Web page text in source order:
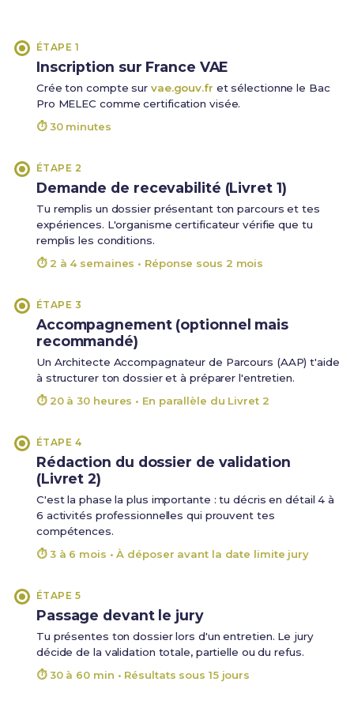
ÉTAPE 1
Inscription sur France VAE
Crée ton compte sur vae.gouv.fr et sélectionne le Bac
Pro MELEC comme certification visée.
⏱ 30 minutes
ÉTAPE 2
Demande de recevabilité (Livret 1)
Tu remplis un dossier présentant ton parcours et tes
expériences. L'organisme certificateur vérifie que tu
remplis les conditions.
⏱ 2 à 4 semaines • Réponse sous 2 mois
ÉTAPE 3
Accompagnement (optionnel mais
recommandé)
Un Architecte Accompagnateur de Parcours (AAP) t'aide
à structurer ton dossier et à préparer l'entretien.
⏱ 20 à 30 heures • En parallèle du Livret 2
ÉTAPE 4
Rédaction du dossier de validation
(Livret 2)
C'est la phase la plus importante : tu décris en détail 4 à
6 activités professionnelles qui prouvent tes
compétences.
⏱ 3 à 6 mois • À déposer avant la date limite jury
ÉTAPE 5
Passage devant le jury
Tu présentes ton dossier lors d'un entretien. Le jury
décide de la validation totale, partielle ou du refus.
⏱ 30 à 60 min • Résultats sous 15 jours